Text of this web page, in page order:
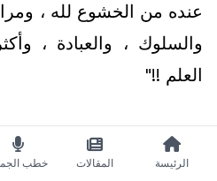
عنده من الخشوع لله ،
والسلوك ، والعبادة ،
العلم !!"
الرئيسة المقالات خطب